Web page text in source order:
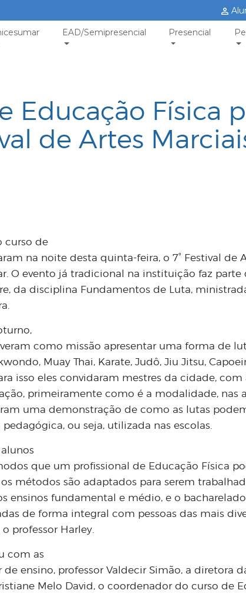
EAD/Semipresencial Presencial
Educação Física
de Artes
curso de
na noite desta quinta-feira, o 7° Festival de
O evento já tradicional na instituição faz parte
da disciplina Fundamentos de Luta,
como missão apresentar uma forma de
Muay Thai, Karate, Judô, Jiu Jitsu,
isso eles convidaram mestres da cidade, com
primeiramente como é a modalidade, nas
uma demonstração de como as lutas
ou seja, utilizada nas escolas.
que um profissional de Educação Física
métodos são adaptados para serem
ensinos fundamental e médio, e o
de forma integral com pessoas das mais
professor Harley.
com as
ensino, professor Valdecir Simão, a diretora
Melo David, o coordenador do curso de